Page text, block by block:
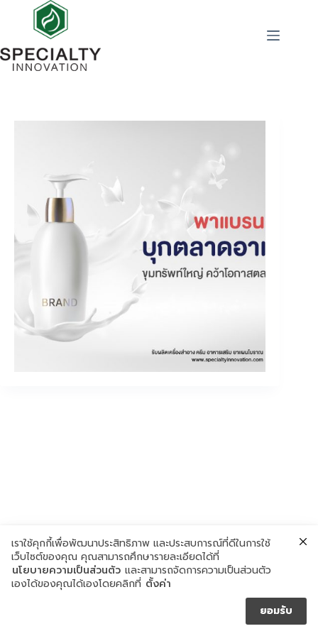
เราใช้คุกกี้เพื่อพัฒนาประสิทธิภาพ และประสบการณ์ที่ดีในการใช้
เว็บไซต์ของคุณ คุณสามารถศึกษารายละเอียดได้ที่
นโยบายความเป็นส่วนตัว และสามารถจัดการความเป็นส่วนตัว
เองได้ของคุณได้เองโดยคลิกที่ ตั้งค่า
ยอมรับ